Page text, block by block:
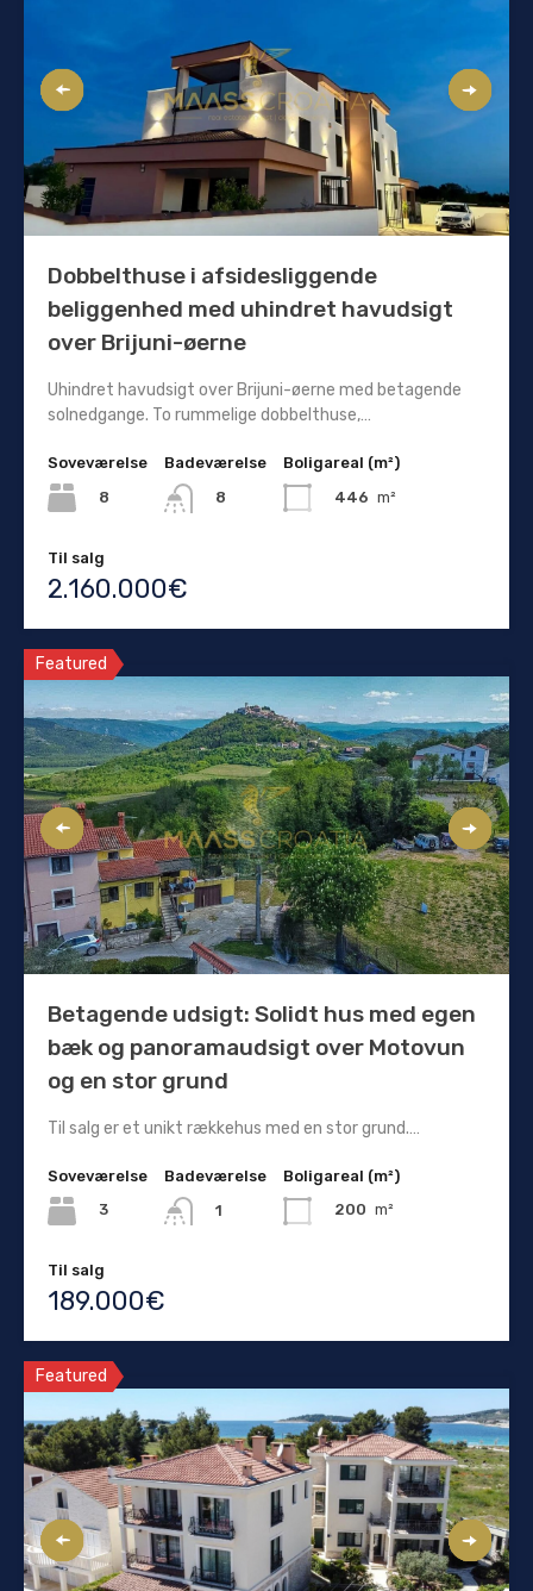
Dobbelthuse i afsidesliggende
beliggenhed med uhindret havudsigt
over Brijuni-øerne
Uhindret havudsigt over Brijuni-øerne med betagende
solnedgange. To rummelige dobbelthuse,…
Soveværelse
8
Badeværelse
8
Boligareal (m²)
446 m²
Til salg
2.160.000€
Featured
Betagende udsigt: Solidt hus med egen
bæk og panoramaudsigt over Motovun
og en stor grund
Til salg er et unikt rækkehus med en stor grund.…
Soveværelse
3
Badeværelse
1
Boligareal (m²)
200 m²
Til salg
189.000€
Featured